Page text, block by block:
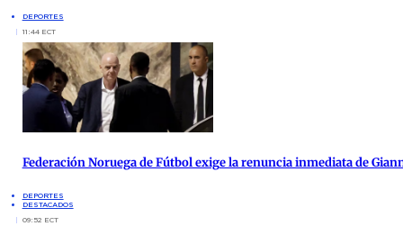
DEPORTES
11:44 ECT
Federación Noruega de Fútbol exige la renuncia inmediata de
DEPORTES
DESTACADOS
09:52 ECT